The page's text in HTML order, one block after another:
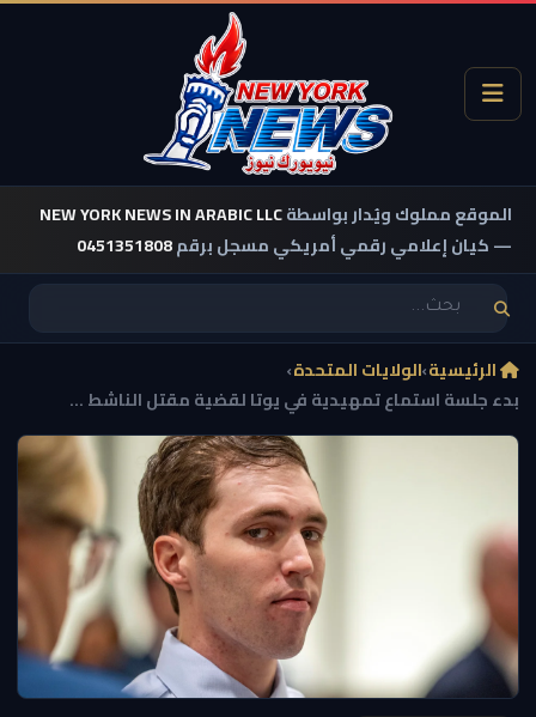
الموقع مملوك ويُدار بواسطةNEW YORK NEWS IN ARABIC LLC
— كيان إعلامي رقمي أمريكي مسجل برقم0451351808
الرئيسية›الولايات المتحدة›
بدء جلسة استماع تمهيدية في يوتا لقضية مقتل الناشط ...